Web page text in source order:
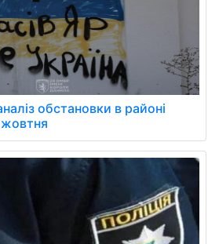
обстановки в районі